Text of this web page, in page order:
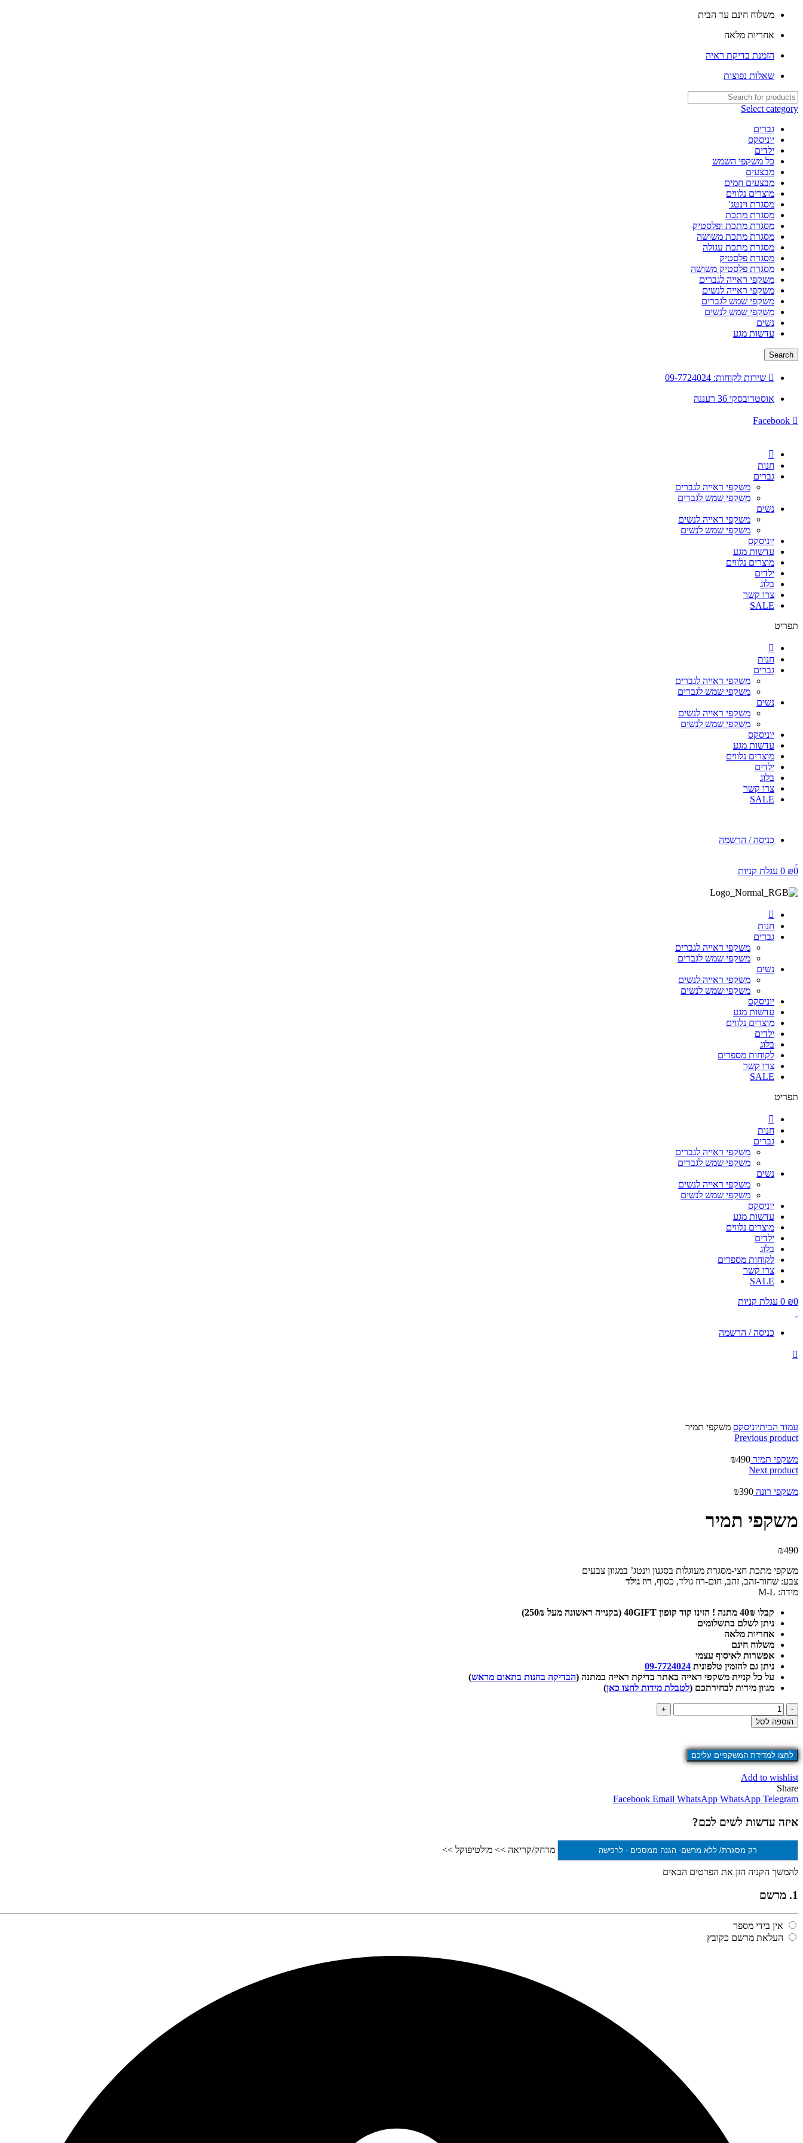
מַעֲרֶכֶת
בִּקְלִיק
הַמְּסַיַּעַת
לִנְגִישׁוּת
הָאֲתָר.
Control-
לְהַתְאָמַת
הָאֲתָר
לְעִוְורִים
הַמִּשְׁתַּמְּשִׁים
בְּתוֹכְנַת
קוֹרֵא־מָסָךְ;
Control-
F10
לִפְתִיחַת
תַּפְרִיט
נְגִישׁוּת.
משלוח חינם עד הבית
אחריות מלאה
הזמנת בדיקת ראיה
שאלות נפוצות
Select category
גברים
יוניסקס
ילדים
כל משקפי השמש
מבצעים
מבצעים חמים
מוצרים נלווים
מסגרת וינטג'
מסגרת מתכת
מסגרת מתכת ופלסטיק
מסגרת מתכת משושה
מסגרת מתכת עגולה
מסגרת פלסטיק
מסגרת פלסטיק משושה
משקפי ראייה לגברים
משקפי ראייה לנשים
משקפי שמש לגברים
משקפי שמש לנשים
נשים
עדשות מגע
Search
שירות לקוחות: 09-7724024
אוסטרובסקי 36 רעננה
Facebook
חנות
גברים
משקפי ראייה לגברים
משקפי שמש לגברים
נשים
משקפי ראייה לנשים
משקפי שמש לנשים
יוניסקס
עדשות מגע
מוצרים נלווים
ילדים
בלוג
צרו קשר
SALE
תפריט
חנות
גברים
משקפי ראייה לגברים
משקפי שמש לגברים
נשים
משקפי ראייה לנשים
משקפי שמש לנשים
יוניסקס
עדשות מגע
מוצרים נלווים
ילדים
בלוג
צרו קשר
SALE
כניסה / הרשמה
₪0
0 עגלת קניות
חנות
גברים
משקפי ראייה לגברים
משקפי שמש לגברים
נשים
משקפי ראייה לנשים
משקפי שמש לנשים
יוניסקס
עדשות מגע
מוצרים נלווים
ילדים
בלוג
לקוחות מספרים
צרו קשר
SALE
תפריט
חנות
גברים
משקפי ראייה לגברים
משקפי שמש לגברים
נשים
משקפי ראייה לנשים
משקפי שמש לנשים
יוניסקס
עדשות מגע
מוצרים נלווים
ילדים
בלוג
לקוחות מספרים
צרו קשר
SALE
₪0
0 עגלת קניות
כניסה / הרשמה
עמוד הביתיוניסקס משקפי תמיר
Previous product
משקפי תמיר ₪490
Next product
משקפי רונה ₪390
משקפי תמיר
₪490
משקפי מתכת חצי-מסגרת מעוגלות בסגנון וינטג’ במגוון צבעים
צבע: שחור-זהב, זהב, חום-רוז גולד, כסוף, רוז גולד
מידה: M-L
קבלו 40₪ מתנה !
הזינו קוד קופון 40GIFT (בקנייה ראשונה מעל 250₪)
ניתן לשלם בתשלומים
אחריות מלאה
משלוח חינם
אפשרות לאיסוף עצמי
ניתן גם להזמין טלפונית 09-7724024
על כל קניית משקפי ראייה באתר בדיקת ראייה במתנה (הבדיקה בחנות בתאום מראש)
מגוון מידות לבחירתכם (לטבלת מידות לחצו כאן)
כמות
של
משקפי
הוספה לסל
לחצו למדידת המשקפיים עליכם
Add to wishlist
Share
Facebook Email WhatsApp WhatsApp Telegram
איזה עדשות לשים לכם?
רק מסגרת/ ללא מרשם- הגנה ממסכים - לרכישה מרחק/קריאה >> מולטיפוקל >>
להמשך הקניה הזן את הפרטים הבאים
1. מרשם
אין בידי מספר
העלאת מרשם כקובץ